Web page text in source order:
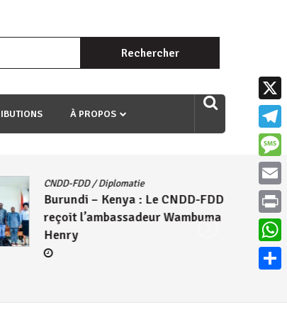
ndagusigiye iki kibazo : Uriko ukora iki kugira ngo
Rechercher :
À PROPOS
CNDD-FDD/Diplomatie
Burundi – Kenya : Le CNDD-FDD
reçoit l’ambassadeur Wambuma
Henry
X
Email
Print